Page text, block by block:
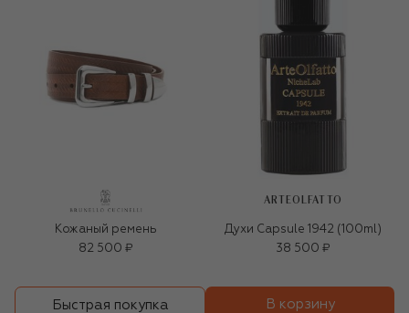
Кожаный ремень
82 500 ₽
ARTEOLFATTO
Духи Capsule 1942 (100ml)
38 500 ₽
Быстрая покупка В корзину